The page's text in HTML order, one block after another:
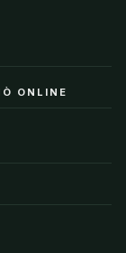
ONLINE